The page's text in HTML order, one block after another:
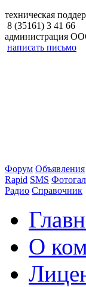
техническая
8 (35161) 3 41 66
администрация
написать письмо
Форум Объявления
Rapid SMS
Радио Справочник
О